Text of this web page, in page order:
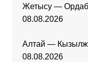
Жетысу —
08.08.2026
Алтай —
08.08.2026